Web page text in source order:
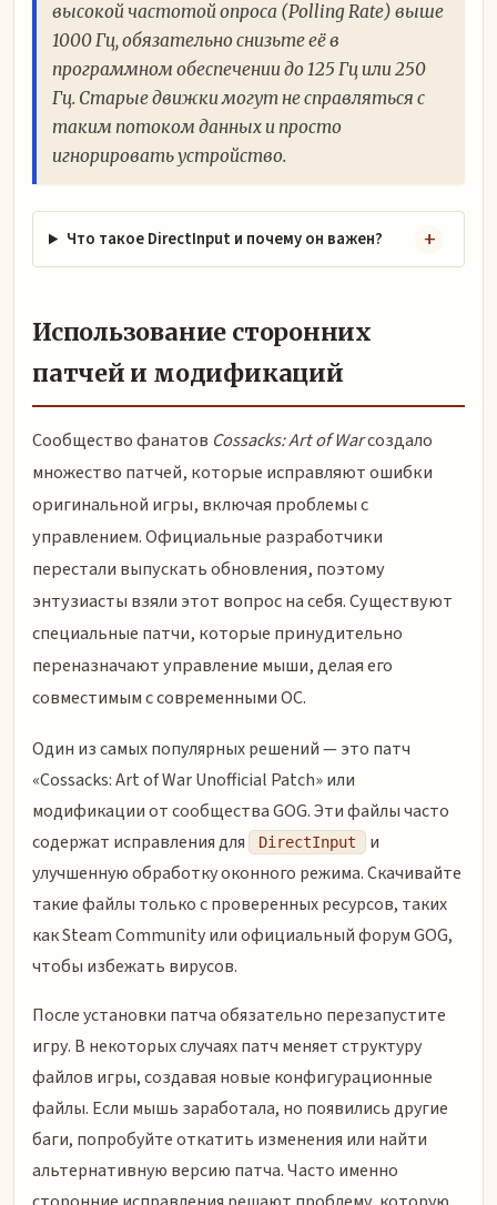
высокой частотой опроса (Polling Rate) выше
1000 Гц, обязательно снизьте её в
программном обеспечении до 125 Гц или 250
Гц. Старые движки могут не справляться с
таким потоком данных и просто
игнорировать устройство.
Что такое DirectInput и почему он важен?
Использование сторонних
патчей и модификаций
Сообщество фанатов Cossacks: Art of Warсоздало
множество патчей, которые исправляют ошибки
оригинальной игры, включая проблемы с
управлением. Официальные разработчики
перестали выпускать обновления, поэтому
энтузиасты взяли этот вопрос на себя. Существуют
специальные патчи, которые принудительно
переназначают управление мыши, делая его
совместимым с современными ОС.
Один из самых популярных решений — это патч
«Cossacks: Art of War Unofficial Patch» или
модификации от сообщества GOG. Эти файлы часто
содержат исправления для
DirectInput
и
улучшенную обработку оконного режима. Скачивайте
такие файлы только с проверенных ресурсов, таких
как Steam Community или официальный форум GOG,
чтобы избежать вирусов.
После установки патча обязательно перезапустите
игру. В некоторых случаях патч меняет структуру
файлов игры, создавая новые конфигурационные
файлы. Если мышь заработала, но появились другие
баги, попробуйте откатить изменения или найти
альтернативную версию патча. Часто именно